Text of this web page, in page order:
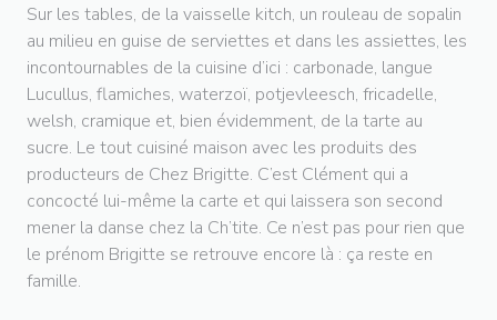
Sur les tables, de la vaisselle kitch, un rouleau de sopalin
au milieu en guise de serviettes et dans les assiettes, les
incontournables de la cuisine d’ici : carbonade, langue
Lucullus, flamiches, waterzoï, potjevleesch, fricadelle,
welsh, cramique et, bien évidemment, de la tarte au
sucre. Le tout cuisiné maison avec les produits des
producteurs de Chez Brigitte. C’est Clément qui a
concocté lui-même la carte et qui laissera son second
mener la danse chez la Ch’tite. Ce n’est pas pour rien que
le prénom Brigitte se retrouve encore là : ça reste en
famille.